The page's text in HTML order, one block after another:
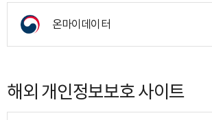
온마이데이터
해외 개인정보보호 사이트